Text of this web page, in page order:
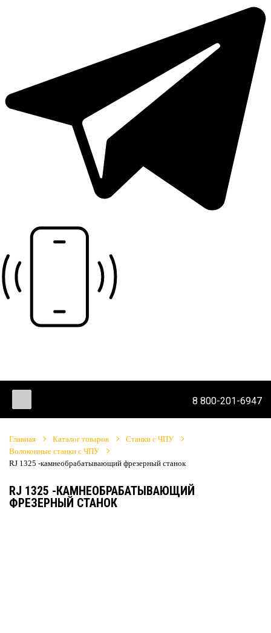
8 800-201-6947
Главная Каталог товаров
Станки с ЧПУ
Волоконные станки с ЧПУ
RJ 1325 -камнеобрабатывающий фрезерный станок
RJ 1325 -КАМНЕОБРАБАТЫВАЮЩИЙ
ФРЕЗЕРНЫЙ СТАНОК